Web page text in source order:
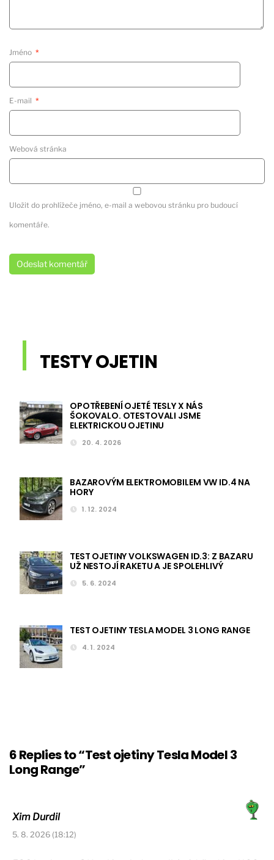
Jméno *
E-mail *
Webová stránka
Uložit do prohlížeče jméno, e-mail a webovou stránku pro budoucí
komentáře.
TESTY OJETIN
OPOTŘEBENÍ OJETÉ TESLY X NÁS
ŠOKOVALO. OTESTOVALI JSME
ELEKTRICKOU OJETINU
20. 4. 2026
BAZAROVÝM ELEKTROMOBILEM VW ID.4 NA
HORY
1. 12. 2024
TEST OJETINY VOLKSWAGEN ID.3: Z BAZARU
UŽ NESTOJÍ RAKETU A JE SPOLEHLIVÝ
5. 6. 2024
TEST OJETINY TESLA MODEL 3 LONG RANGE
4. 1. 2024
6 Replies to “Test ojetiny Tesla Model 3
Long Range”
Xim Durdil
5. 8. 2026 (18:12)